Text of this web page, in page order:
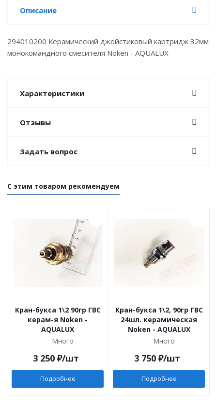
Описание
294010200 Керамический джойстиковый картридж 32мм
монокомандного смесителя Noken - AQUALUX
Характеристики
Отзывы
Задать вопрос
С этим товаром рекомендуем
Кран-букса 1\2 90гр ГВС
керам-я Noken -
AQUALUX
Много
3 250 ₽/шт
Подробнее
Кран-букса 1\2, 90гр ГВС
24шл. керамическая
Noken - AQUALUX
Много
3 750 ₽/шт
Подробнее